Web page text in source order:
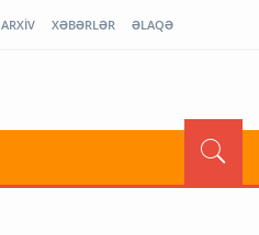
ARXİV XƏBƏRLƏR ƏLAQƏ